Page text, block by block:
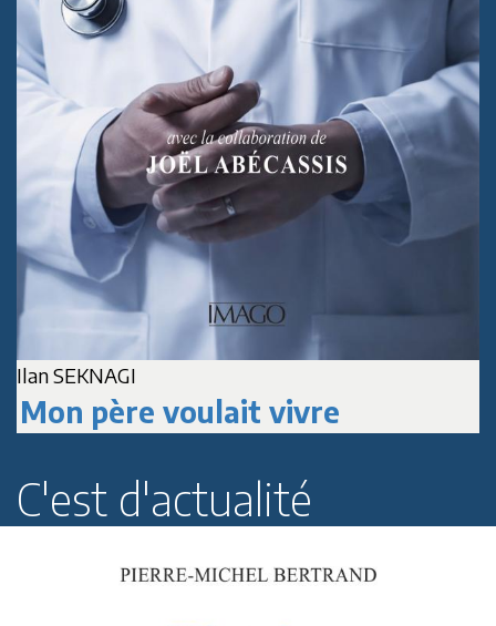
Ilan SEKNAGI
Mon père voulait vivre
C'est d'actualité